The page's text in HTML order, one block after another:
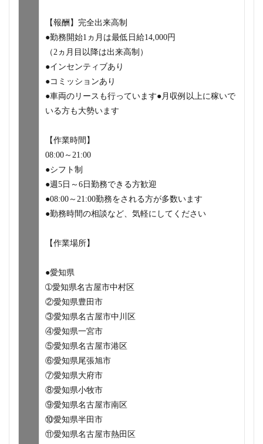
【報酬】完全出来高制
●勤務開始1ヵ月は最低日給14,000円
（2ヵ月目以降は出来高制）
●インセンティブあり
●コミッションあり
●車両のリースも行っています●月収例以上に稼いで
いる方も大勢います
【作業時間】
08:00～21:00
●シフト制
●週5日～6日勤務できる方歓迎
●08:00～21:00勤務をされる方が多数います
●勤務時間の相談など、気軽にしてください
【作業場所】
●愛知県
➀愛知県名古屋市中村区
②愛知県豊田市
③愛知県名古屋市中川区
④愛知県一宮市
⑤愛知県名古屋市港区
⑥愛知県尾張旭市
⑦愛知県大府市
⑧愛知県小牧市
⑨愛知県名古屋市南区
⑩愛知県半田市
⑪愛知県名古屋市熱田区